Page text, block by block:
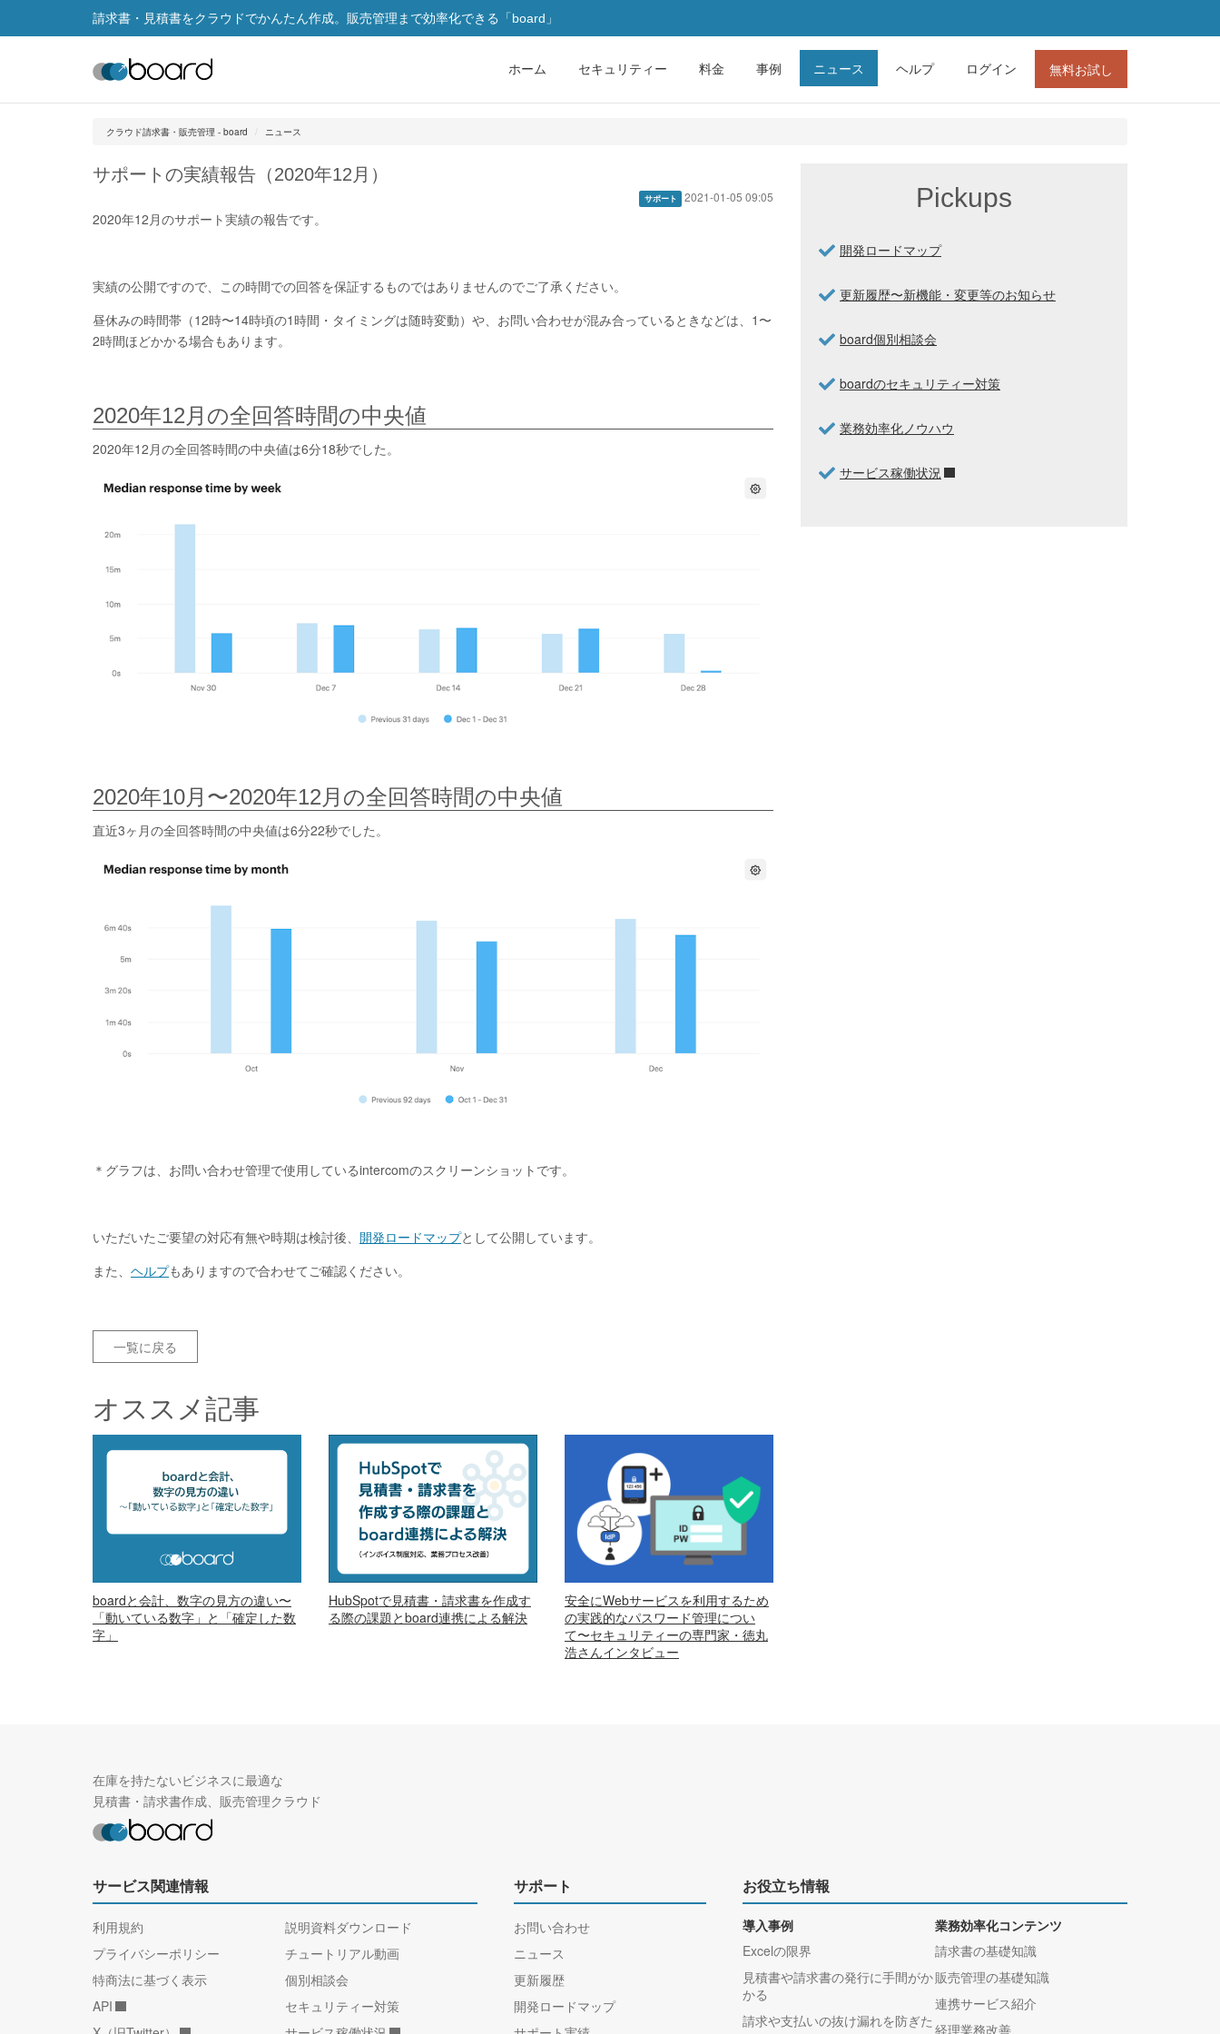
請求書・見積書をクラウドでかんたん作成。販売管理まで効率化できる「board」
ホーム セキュリティー 料金 事例 ニュース ヘルプ ログイン 無料お試し
クラウド請求書・販売管理 - board ニュース
サポートの実績報告（2020年12月）
サポート 2021-01-05 09:05
2020年12月のサポート実績の報告です。
実績の公開ですので、この時間での回答を保証するものではありませんのでご了承ください。
昼休みの時間帯（12時〜14時頃の1時間・タイミングは随時変動）や、お問い合わせが混み合っているときなどは、1〜
2時間ほどかかる場合もあります。
2020年12月の全回答時間の中央値
2020年12月の全回答時間の中央値は6分18秒でした。
2020年10月〜2020年12月の全回答時間の中央値
直近3ヶ月の全回答時間の中央値は6分22秒でした。
＊グラフは、お問い合わせ管理で使用しているintercomのスクリーンショットです。
いただいたご要望の対応有無や時期は検討後、 開発ロードマップとして公開しています。
また、 ヘルプもありますので合わせてご確認ください。
一覧に戻る
オススメ記事
boardと会計、数字の見方の違い〜
「動いている数字」と「確定した数
字」
HubSpotで見積書・請求書を作成す
る際の課題とboard連携による解決
安全にWebサービスを利用するため
の実践的なパスワード管理につい
て〜セキュリティーの専門家・徳丸
浩さんインタビュー
Pickups
開発ロードマップ
更新履歴〜新機能・変更等のお知らせ
board個別相談会
boardのセキュリティー対策
業務効率化ノウハウ
サービス稼働状況
在庫を持たないビジネスに最適な
見積書・請求書作成、販売管理クラウド
サービス関連情報
利用規約
プライバシーポリシー
特商法に基づく表示
API
説明資料ダウンロード
チュートリアル動画
個別相談会
セキュリティー対策
サポート
お問い合わせ
ニュース
更新履歴
開発ロードマップ
お役立ち情報
導入事例
Excelの限界
見積書や請求書の発行に手間がか
かる
請求や支払いの抜け漏れを防ぎた
業務効率化コンテンツ
請求書の基礎知識
販売管理の基礎知識
連携サービス紹介
経理業務改善